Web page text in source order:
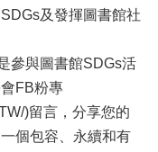
及發揮圖書館社
參與圖書館SDGs活
FB粉專
)留言，分享您的
個包容、永續和有